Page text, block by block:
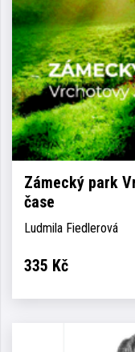
Zámecký park
čase
Ludmila Fiedlerová
335 Kč